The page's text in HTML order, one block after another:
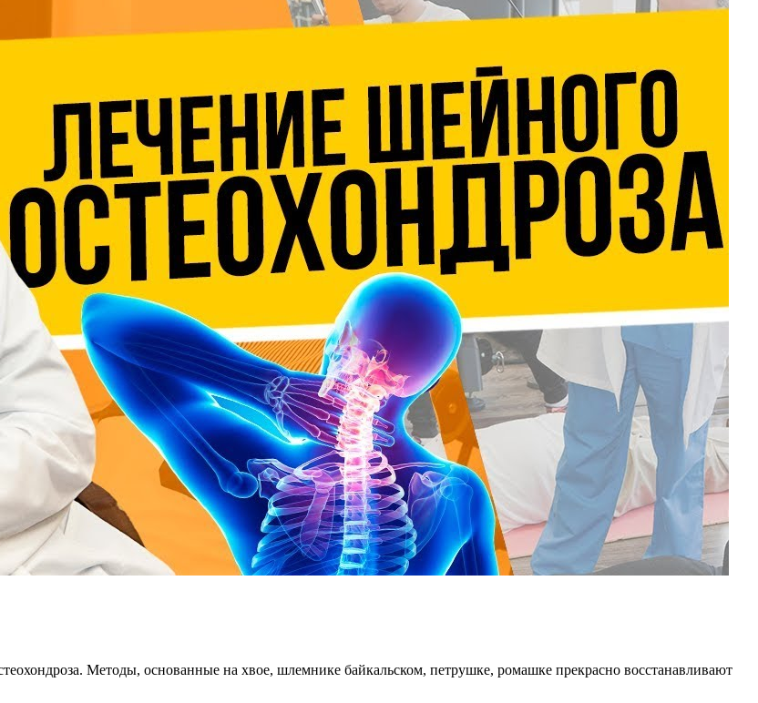
Методы, основанные на хвое, шлемнике байкальском, петрушке, ромашке прекрасно восстанавливают